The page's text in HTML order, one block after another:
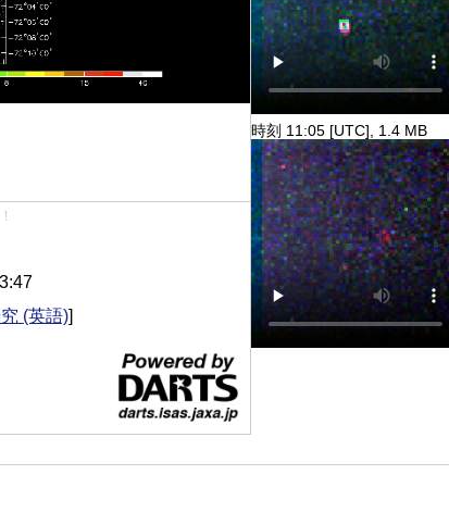
(英語)]
時刻 11:05 [UTC], 1.4 MB